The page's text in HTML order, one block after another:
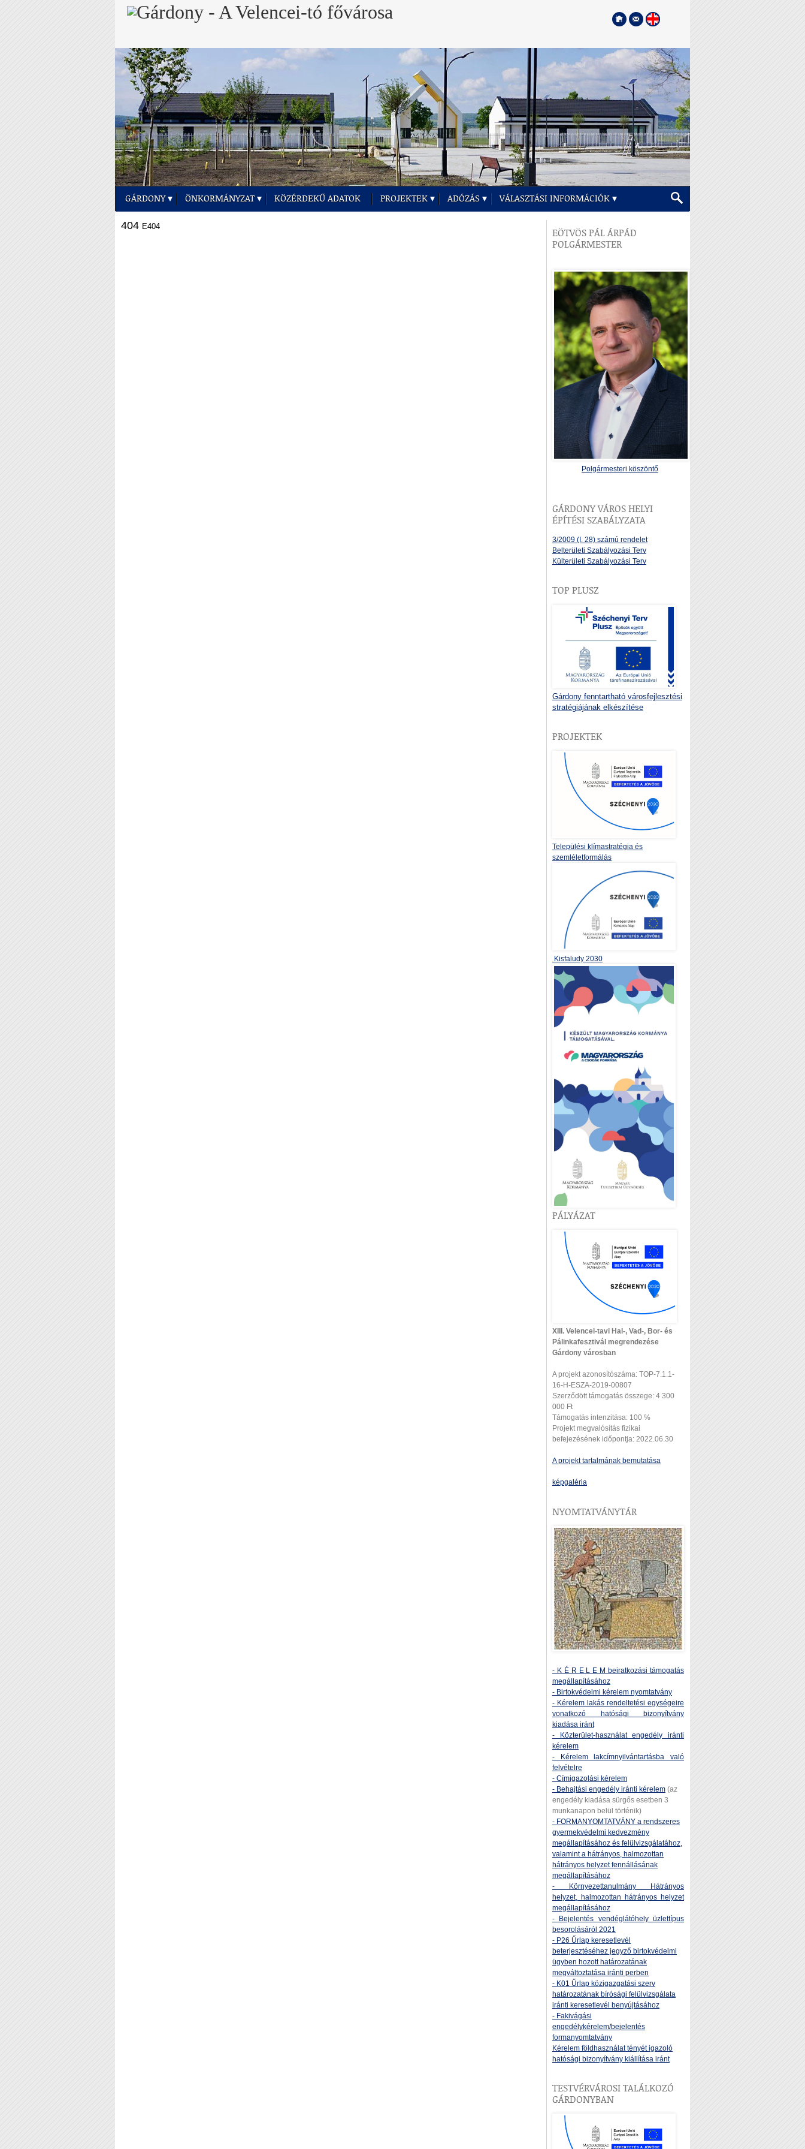
GÁRDONY ÖNKORMÁNYZAT KÖZÉRDEKŰ ADATOK PROJEKTEK ADÓZÁS VÁLASZTÁSI INFORMÁCIÓK
404 E404
EÖTVÖS PÁL ÁRPÁD
POLGÁRMESTER
Polgármesteri köszöntő
GÁRDONY VÁROS HELYI
ÉPÍTÉSI SZABÁLYZATA
3/2009 (I. 28) számú rendelet
Belterületi Szabályozási Terv
Külterületi Szabályozási Terv
TOP PLUSZ
Gárdony fenntartható városfejlesztési
stratégiájának elkészítése
PROJEKTEK
Települési klímastratégia és
szemléletformálás
Kisfaludy 2030
PÁLYÁZAT
XIII. Velencei-tavi Hal-, Vad-, Bor- és
Pálinkafesztivál megrendezése
Gárdony városban
A projekt azonosítószáma: TOP-7.1.1-
16-H-ESZA-2019-00807
Szerződött támogatás összege: 4 300
000 Ft
Támogatás intenzitása: 100 %
Projekt megvalósítás fizikai
befejezésének időpontja: 2022.06.30
A projekt tartalmának bemutatása
képgaléria
NYOMTATVÁNYTÁR
- K É R E L E M beiratkozási támogatás
megállapításához
- Birtokvédelmi kérelem nyomtatvány
- Kérelem lakás rendeltetési egységeire
vonatkozó hatósági bizonyítvány
kiadása iránt
- Közterület-használat engedély iránti
kérelem
- Kérelem lakcímnyilvántartásba való
felvételre
- Címigazolási kérelem
- Behajtási engedély iránti kérelem (az
engedély kiadása sürgős esetben 3
munkanapon belül történik)
- FORMANYOMTATVÁNY a rendszeres
gyermekvédelmi kedvezmény
megállapításához és felülvizsgálatához,
valamint a hátrányos, halmozottan
hátrányos helyzet fennállásának
megállapításához
- Környezettanulmány Hátrányos
helyzet, halmozottan hátrányos helyzet
megállapításához
- Bejelentés vendéglátóhely üzlettípus
besorolásáról 2021
- P26 Űrlap keresetlevél
beterjesztéséhez jegyző birtokvédelmi
ügyben hozott határozatának
megváltoztatása iránti perben
- K01 Űrlap közigazgatási szerv
határozatának bírósági felülvizsgálata
iránti keresetlevél benyújtásához
- Fakivágási
engedélykérelem/bejelentés
formanyomtatvány
Kérelem földhasználat tényét igazoló
hatósági bizonyítvány kiállítása iránt
TESTVÉRVÁROSI TALÁLKOZÓ
GÁRDONYBAN